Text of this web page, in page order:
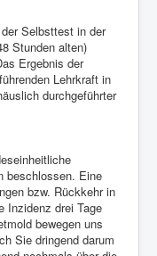
Selbsttest in der
Stunden alten)
Ergebnis der
Lehrkraft in
durchgeführter
beschlossen. Eine
bzw. Rückkehr in
Inzidenz drei Tage
bewegen uns
Sie dringend darum